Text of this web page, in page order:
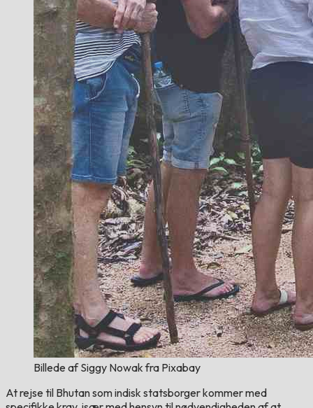
Billede af Siggy Nowak fra Pixabay
At rejse til Bhutan som indisk statsborger kommer med